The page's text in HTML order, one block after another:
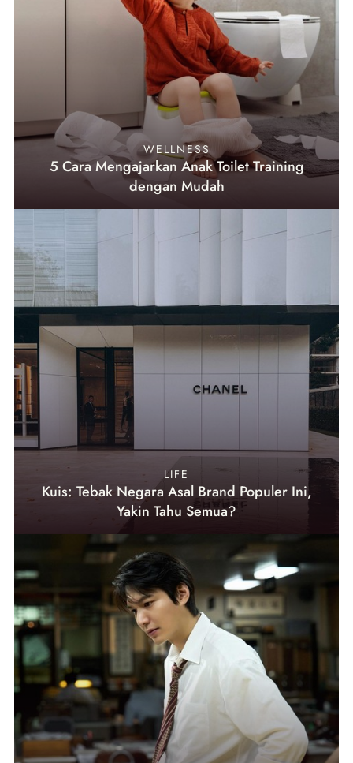
WELLNESS
5 Cara Mengajarkan Anak Toilet Training
dengan Mudah
LIFE
Kuis: Tebak Negara Asal Brand Populer Ini,
Yakin Tahu Semua?